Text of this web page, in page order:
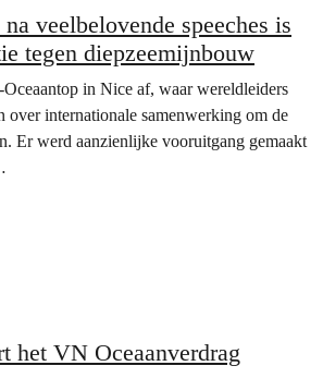
veelbelovende speeches is
tegen diepzeemijnbouw
in Nice af, waar wereldleiders
over internationale samenwerking om de
Er werd aanzienlijke vooruitgang gemaakt
het VN Oceaanverdrag